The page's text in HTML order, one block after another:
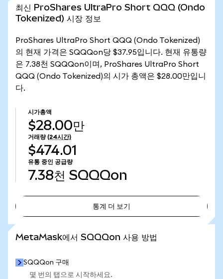
최신 ProShares UltraPro Short QQQ (Ondo
Tokenized) 시장 정보
ProShares UltraPro Short QQQ (Ondo Tokenized)
의 현재 가격은 SQQQon당 $37.95입니다. 현재 유통량
은 7.38천 SQQQon이며, ProShares UltraPro Short
QQQ (Ondo Tokenized)의 시가 총액은 $28.00만입니
다.
시가총액
$28.00만
거래량 (24시간)
$474.01
유통 중인 공급량
7.38천 SQQQon
통계 더 보기
MetaMask에서 SQQQon 사용 방법
SQQQon 구매
몇 번의 탭으로 시작하세요.